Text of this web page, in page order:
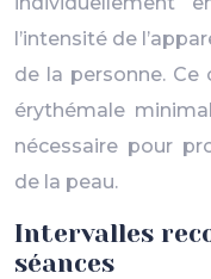
l’intensité de
de la personne.
érythémale
nécessaire pour
de la peau.
Intervalles
séances